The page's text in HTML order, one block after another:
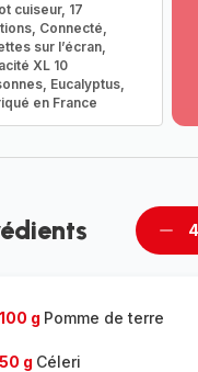
cuiseur, 17
Connecté,
sur l’écran,
XL 10
Eucalyptus,
en France
100 g Pomme de terre
50 g Céleri